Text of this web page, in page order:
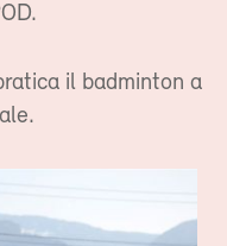
il badminton a